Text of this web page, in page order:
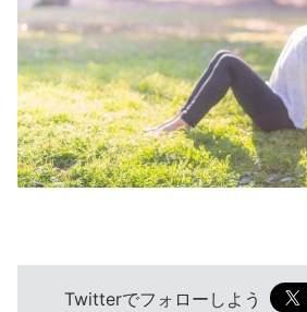
Twitterでフォローしよう